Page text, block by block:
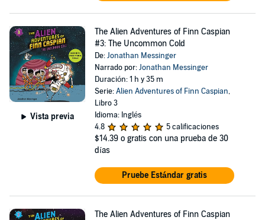
Vista previa
The Alien Adventures of Finn Caspian
#3: The Uncommon Cold
De:Jonathan Messinger
Narrado por:Jonathan Messinger
Duración: 1 h y 35 m
Serie:Alien Adventures of Finn Caspian,
Libro 3
Idioma: Inglés
4.8
5 calificaciones
$14.39 o gratis con una prueba de 30
días
Pruebe Estándar gratis
The Alien Adventures of Finn Caspian